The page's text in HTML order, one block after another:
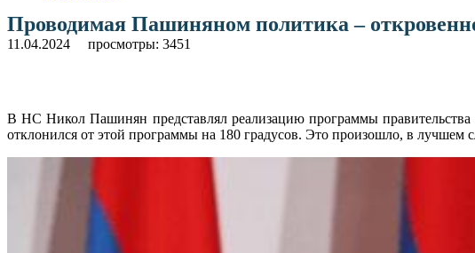
Проводимая Пашиняном политика –
11.04.2024 просмотры: 3451
В НС Никол Пашинян представлял реализацию программы
отклонился от этой программы на 180 градусов. Это произошло, в лучшем